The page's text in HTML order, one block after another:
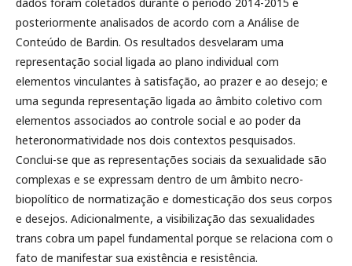
posteriormente analisados de acordo com a Análise de
Conteúdo de Bardin. Os resultados desvelaram uma
representação social ligada ao plano individual com
elementos vinculantes à satisfação, ao prazer e ao desejo; e
uma segunda representação ligada ao âmbito coletivo com
elementos associados ao controle social e ao poder da
heteronormatividade nos dois contextos pesquisados.
Conclui-se que as representações sociais da sexualidade são
complexas e se expressam dentro de um âmbito necro-
biopolítico de normatização e domesticação dos seus corpos
e desejos. Adicionalmente, a visibilização das sexualidades
trans cobra um papel fundamental porque se relaciona com o
fato de manifestar sua existência e resistência.